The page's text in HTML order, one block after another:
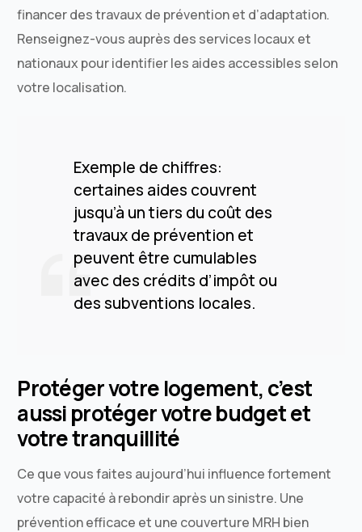
financer des travaux de prévention et d’adaptation.
Renseignez-vous auprès des services locaux et
nationaux pour identifier les aides accessibles selon
votre localisation.
Exemple de chiffres:
certaines aides couvrent
jusqu’à un tiers du coût des
travaux de prévention et
peuvent être cumulables
avec des crédits d’impôt ou
des subventions locales.
Protéger votre logement, c’est
aussi protéger votre budget et
votre tranquillité
Ce que vous faites aujourd’hui influence fortement
votre capacité à rebondir après un sinistre. Une
prévention efficace et une couverture MRH bien